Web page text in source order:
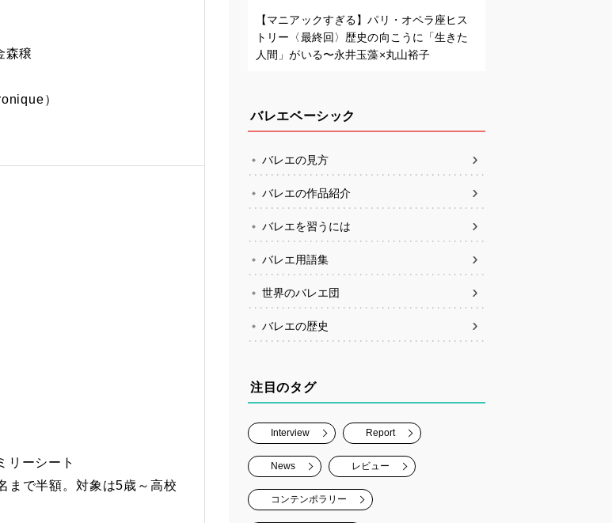
森穣
）
リーシート
まで半額。対象は5歳～高校
【マニアックすぎる】パリ・オペラ座ヒス
トリー〈最終回〉歴史の向こうに「生きた
人間」がいる〜永井玉藻×丸山裕子
バレエベーシック
バレエの見方
バレエの作品紹介
バレエを習うには
バレエ用語集
世界のバレエ団
バレエの歴史
注目のタグ
Interview Report
News レビュー
コンテンポラリー